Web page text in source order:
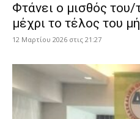
Φτάνει ο μισθός του/
μέχρι το τέλος του
12 Μαρτίου 2026 στις 21:27